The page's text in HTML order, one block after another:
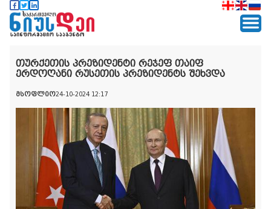
თურქეთის პრეზიდენტი რეჯეფ თაიფ
ერდოღანი რუსეთის პრეზიდენტს შეხვდა
მსოფლიო24-10-2024 12:17